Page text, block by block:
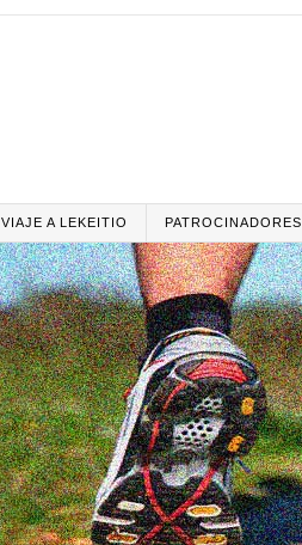
VIAJE A LEKEITIO PATROCINADORES